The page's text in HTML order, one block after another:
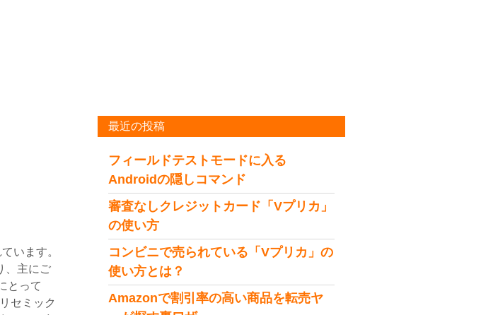
います。
、主にご
とって
セミック
最近の投稿
フィールドテストモードに入る
Androidの隠しコマンド
審査なしクレジットカード「Vプリカ」
の使い方
コンビニで売られている「Vプリカ」の
使い方とは？
Amazonで割引率の高い商品を転売ヤ